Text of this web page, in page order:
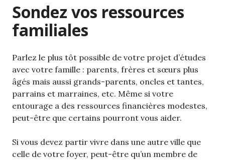
Sondez vos ressources
familiales
Parlez le plus tôt possible de votre projet d’études
avec votre famille : parents, frères et sœurs plus
âgés mais aussi grands-parents, oncles et tantes,
parrains et marraines, etc. Même si votre
entourage a des ressources financières modestes,
peut-être que certains pourront vous aider.
Si vous devez partir vivre dans une autre ville que
celle de votre foyer, peut-être qu’un membre de